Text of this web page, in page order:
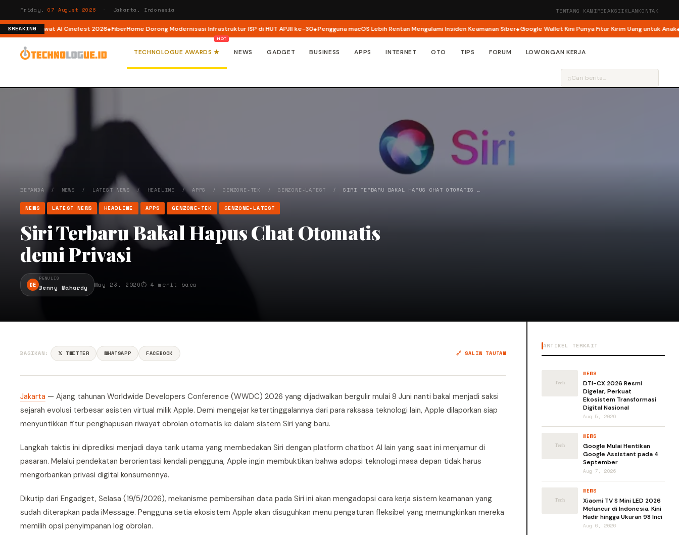
Friday,07 August 2026 · Jakarta, Indonesia TENTANG KAMIREDAKSIIKLANKONTAK
BREAKING
AI lewat AI Cinefest 2026 FiberHome Dorong Modernisasi Infrastruktur ISP di HUT APJII ke-30 Pengguna macOS Lebih Rentan Mengalami Insiden Keamanan Siber Google Wallet Kini Punya Fitur Kirim Uang untuk Anak
TECHNOLOGUE AWARDS ★ NEWS GADGET BUSINESS APPS INTERNET OTO TIPS FORUM LOWONGAN KERJA
⌕
BERANDA / NEWS / LATEST NEWS / HEADLINE /APPS /GENZONE-TEK /GENZONE-LATEST /SIRI TERBARU BAKAL HAPUS CHAT OTOMATIS …
NEWS LATEST NEWS HEADLINE APPS GENZONE-TEK GENZONE-LATEST
Siri Terbaru Bakal Hapus Chat Otomatis
demi Privasi
DE
PENULIS
Denny Mahardy May 23, 2026⏱ 4 menit baca
BAGIKAN: 𝕏 TWITTER WHATSAPP FACEBOOK 🔗 SALIN TAUTAN
Jakarta — Ajang tahunan Worldwide Developers Conference (WWDC) 2026 yang dijadwalkan bergulir mulai 8 Juni nanti bakal menjadi saksi
sejarah evolusi terbesar asisten virtual milik Apple. Demi mengejar ketertinggalannya dari para raksasa teknologi lain, Apple dilaporkan siap
menyuntikkan fitur penghapusan riwayat obrolan otomatis ke dalam sistem Siri yang baru.
Langkah taktis ini diprediksi menjadi daya tarik utama yang membedakan Siri dengan platform chatbot AI lain yang saat ini menjamur di
pasaran. Melalui pendekatan berorientasi kendali pengguna, Apple ingin membuktikan bahwa adopsi teknologi masa depan tidak harus
mengorbankan privasi digital konsumennya.
Dikutip dari Engadget, Selasa (19/5/2026), mekanisme pembersihan data pada Siri ini akan mengadopsi cara kerja sistem keamanan yang
sudah diterapkan pada iMessage. Pengguna setia ekosistem Apple akan disuguhkan menu pengaturan fleksibel yang memungkinkan mereka
memilih opsi penyimpanan log obrolan.
ARTIKEL TERKAIT
NEWS
DTI-CX 2026 Resmi
Digelar, Perkuat
Ekosistem Transformasi
Digital Nasional
Aug 5, 2026
NEWS
Google Mulai Hentikan
Google Assistant pada 4
September
Aug 7, 2026
NEWS
Xiaomi TV S Mini LED 2026
Meluncur di Indonesia, Kini
Hadir hingga Ukuran 98 Inci
Aug 6, 2026